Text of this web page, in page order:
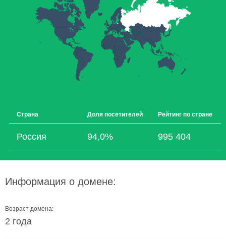
Страна Доля посетителей Рейтинг по стране
Россия 94,0% 995 404
Информация о домене:
Возраст домена:
2 года